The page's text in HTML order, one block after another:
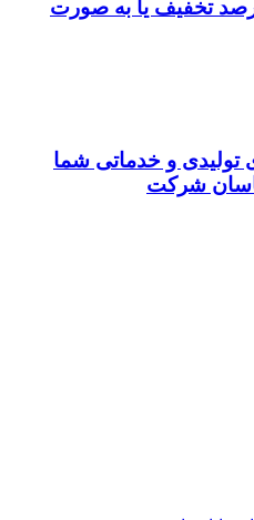
تخفیف یا به صورت
تولیدی و خدماتی شما
شرکت